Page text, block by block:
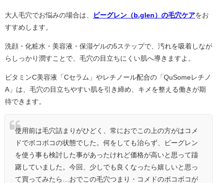
大人毛穴でお悩みの場合は、 ビーグレン（b.glen）の毛穴ケアをお
すすめします。
洗顔・化粧水・美容液・保湿ゲルの5ステップで、汚れを吸着しなが
らしっかり潤すことで、毛穴の目立ちにくい肌へ導きますよ。
ビタミンC美容液「Cセラム」やレチノール配合の「QuSomeレチノ
A」は、毛穴の目立ちやすい肌を引き締め、キメを整える働きが期
待できます。
使用前は毛穴詰まりがひどく、常におでこの上の方がはコメ
ドでボコボコの状態でした。何をしても治らず、ビーグレン
を使う事も検討した事があったけれど価格が高いと思って躊
躇していました。今回、少しでも良くなったら嬉しいと思っ
て買ってみたら…おでこの毛穴つまり・コメドのボコボコが